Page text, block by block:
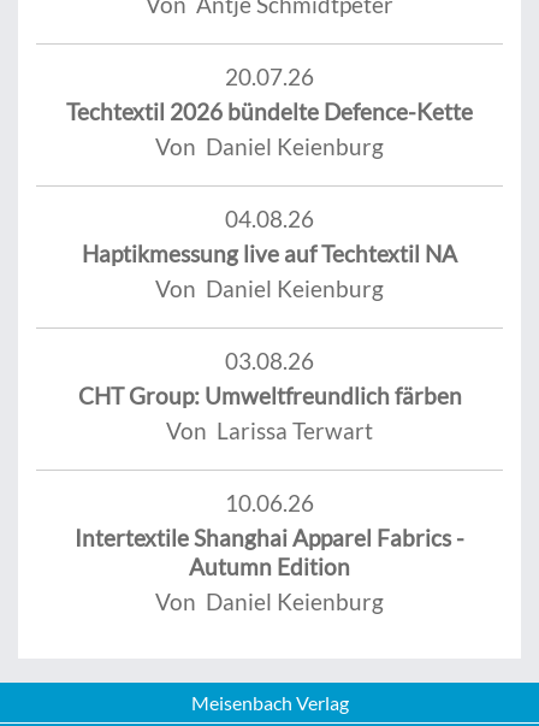
20.07.26
Techtextil 2026 bündelte Defence-Kette
Von Daniel Keienburg
04.08.26
Haptikmessung live auf Techtextil NA
Von Daniel Keienburg
03.08.26
CHT Group: Umweltfreundlich färben
Von Larissa Terwart
10.06.26
Intertextile Shanghai Apparel Fabrics -
Autumn Edition
Von Daniel Keienburg
Meisenbach Verlag